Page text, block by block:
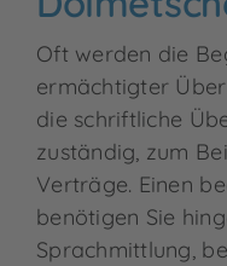
Oft werden die
ermächtigter
die schriftliche
zuständig, zum
Verträge. Einen
benötigen Sie
Sprachmittlung,